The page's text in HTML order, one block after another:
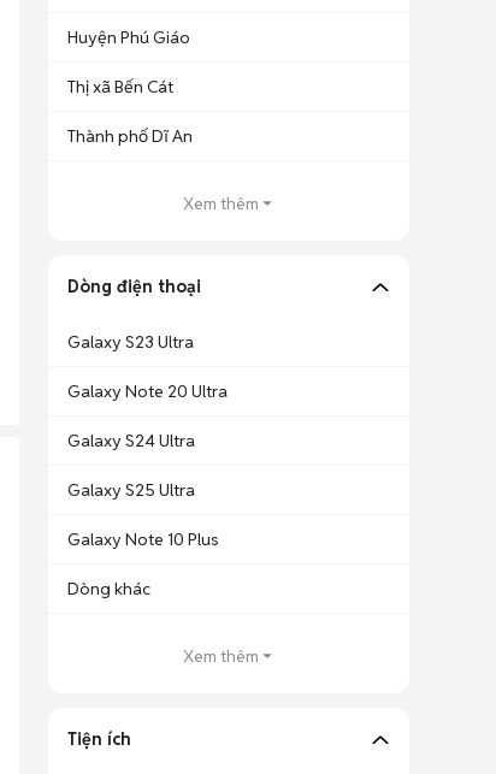
Huyện Phú Giáo
Thị xã Bến Cát
Thành phố Dĩ An
Xem thêm
Dòng điện thoại
Galaxy S23 Ultra
Galaxy Note 20 Ultra
Galaxy S24 Ultra
Galaxy S25 Ultra
Galaxy Note 10 Plus
Dòng khác
Xem thêm
Tiện ích